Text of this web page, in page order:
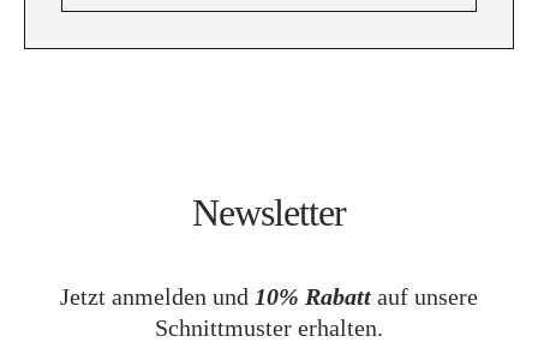
Newsletter
Jetzt anmelden und 10% Rabatt auf unsere
Schnittmuster erhalten.